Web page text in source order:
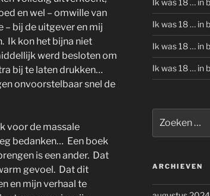
en wel – omwille van
– bij de uitgever en mij
Ik kon het bijna niet
werd besloten om
bij te laten drukken…
onvoorstelbaar snel de
voor de massale
bedanken… Een boek
is een ander. Dat
gevoel. Dat dit
en mijn verhaal te
Ik was 18 … in
Ik was 18 … in
Ik was 18 … in
Ik was 18 … in
naar:
ARCHIEVEN